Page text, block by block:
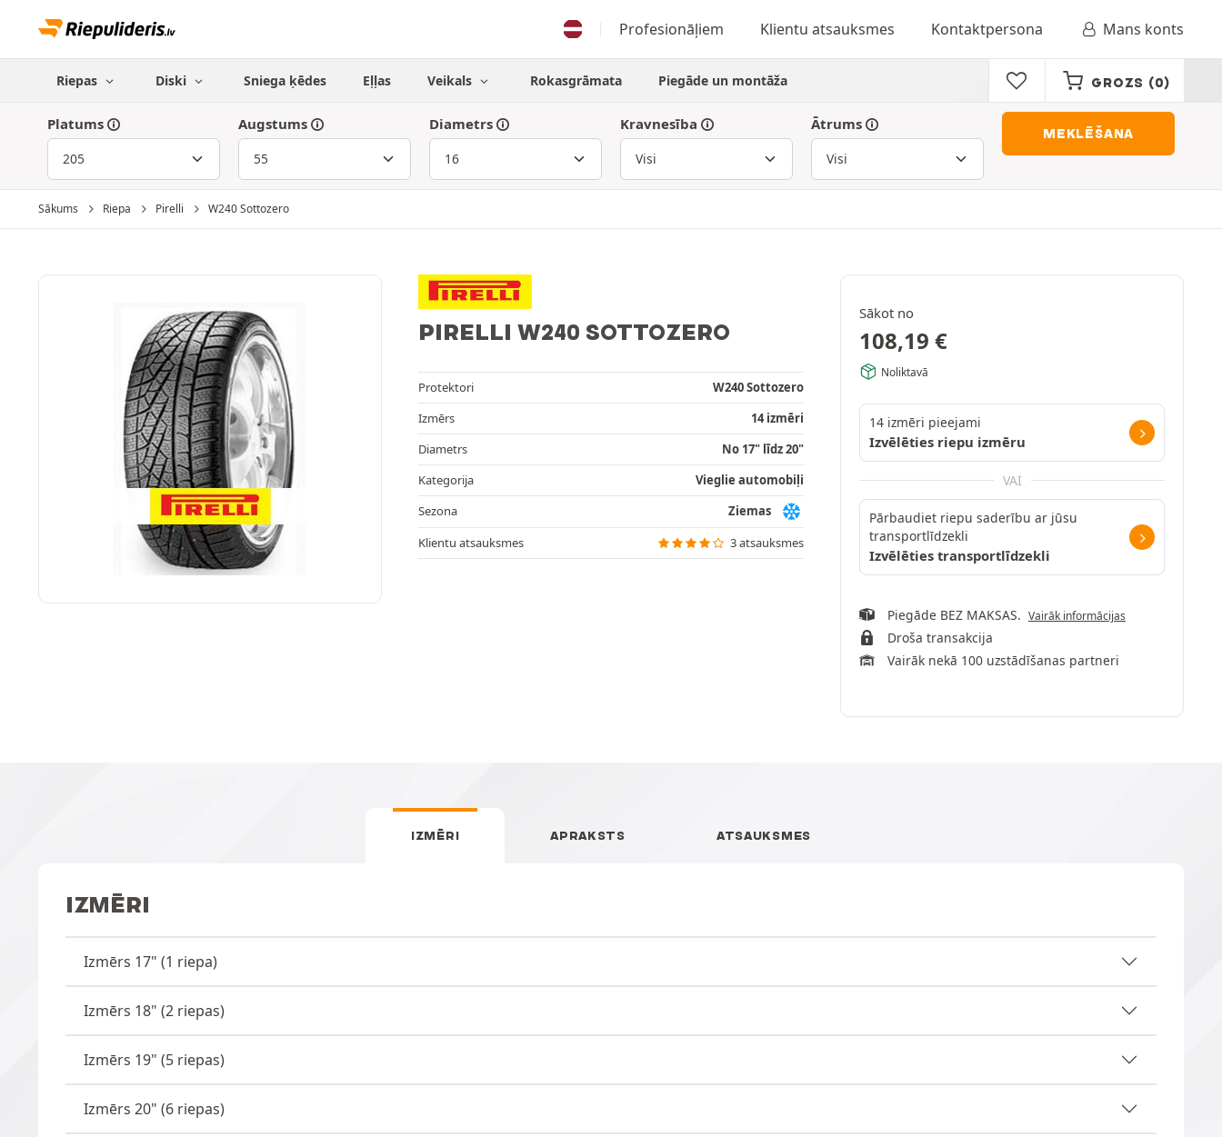
Profesionāļiem Klientu atsauksmes Kontaktpersona Mans konts
Riepas Diski Sniega ķēdes Eļļas Veikals Rokasgrāmata Piegāde un montāža GROZS (0)
Platums Augstums Diametrs Kravnesība Ātrums
MEKLĒŠANA
Sākums Riepa Pirelli W240 Sottozero
PIRELLI W240 SOTTOZERO
Protektori
W240 Sottozero
Izmērs
14 izmēri
Diametrs
No 17" līdz 20"
Kategorija
Vieglie automobiļi
Sezona
Ziemas
Klientu atsauksmes
3 atsauksmes
Sākot no
108,19 €
Noliktavā
14 izmēri pieejami
Izvēlēties riepu izmēru
VAI
Pārbaudiet riepu saderību ar jūsu
transportlīdzekli
Izvēlēties transportlīdzekli
Piegāde BEZ MAKSAS. Vairāk informācijas
Droša transakcija
Vairāk nekā 100 uzstādīšanas partneri
IZMĒRI APRAKSTS ATSAUKSMES
IZMĒRI
Izmērs 17" (1 riepa)
Izmērs 18" (2 riepas)
Izmērs 19" (5 riepas)
Izmērs 20" (6 riepas)